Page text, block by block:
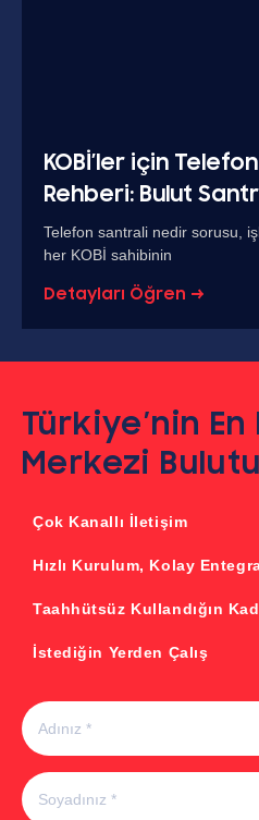
KOBİ’ler için
Rehberi: Bulut
Telefon santrali nedir sorusu,
her KOBİ sahibinin
Detayları Öğren →
Türkiye’nin
Merkezi Bulutu
Çok Kanallı İletişim
Hızlı Kurulum, Kolay
Taahhütsüz Kullandığın
İstediğin Yerden Çalış